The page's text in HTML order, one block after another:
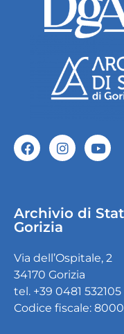
Archivio di
Gorizia
Via dell’Ospitale, 2
34170 Gorizia
tel. +39 0481 532105
Codice fiscale: